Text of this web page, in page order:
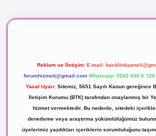
Reklam ve İletişim: E-mail:
forumhizmeti@gmail.com Whatsapp: 0262 606 0 726
Yasal Uyarı: Sitemiz, 5651 Sayılı Kanun gereğince
İletişim Kurumu (BTK) tarafından onaylanmış bir
hizmet vermektedir. Bu nedenle, sitedeki
denetleme veya araştırma yükümlülüğümüz
üyelerimiz yazdıkları içeriklerin sorumluluğunu